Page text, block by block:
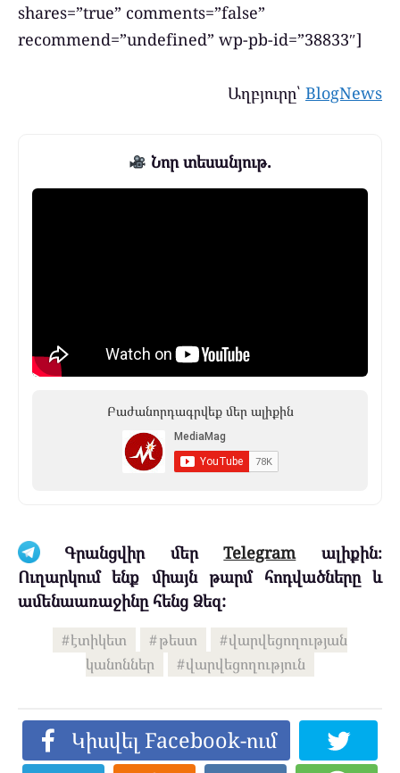
shares=”true” comments=”false”
recommend=”undefined” wp-pb-id=”38833″]
Աղբյուրը՝ BlogNews
Նոր տեսանյութ.
Բաժանորդագրվեք մեր ալիքին
Գրանցվիր մերTelegramալիքին։
Ուղարկում ենք միայն թարմ հոդվածները և
ամենաառաջինը հենց Ձեզ:
էտիկետ թեստ
վարվեցողության
կանոններ
վարվեցողություն
Կիսվել Facebook-ում